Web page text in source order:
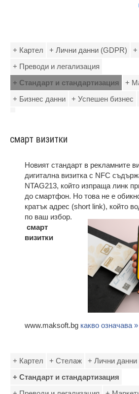
+ Картел + Лични данни (GDPR)
+
+ Преводи и легализация
+ Стандарт и стандартизация
+
+ Бизнес данни
+ Успешен бизнес
смарт визитки
Новият стандарт в рекламните
дигитална визитка с NFC
NTAG213, който изпраща линк
до смартфон. Но това не е
кратък адрес (short link), който
по ваш избор.
смарт
визитки
www.maksoft.bg какво означава »
+ Картел + Стелаж
+ Лични данни
+ Стандарт и стандартизация